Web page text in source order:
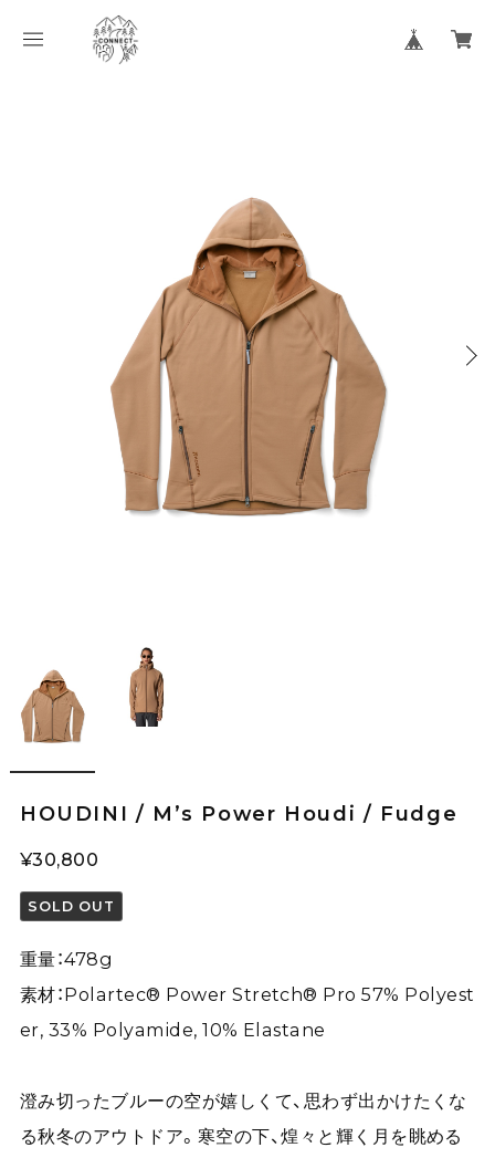
HOUDINI / M’s Power Houdi / Fudge
¥30,800
SOLD OUT
重量：478g
素材：Polartec® Power Stretch® Pro 57% Polyest
er, 33% Polyamide, 10% Elastane
澄み切ったブルーの空が嬉しくて、思わず出かけたくな
る秋冬のアウトドア。寒空の下、煌々と輝く月を眺める